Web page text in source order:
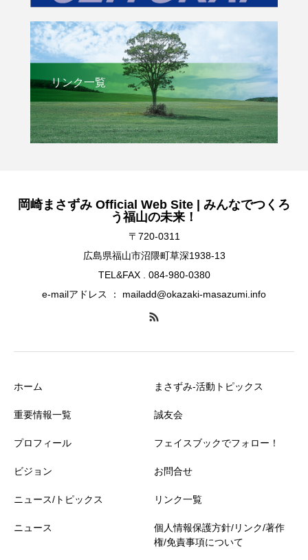
リンク一覧
岡崎まさずみ Official Web Site | みんなでつくろ
う福山の未来！
〒720-0311
広島県福山市沼隈町草深1938-13
TEL&FAX . 084-980-0380
e-mailアドレス ： mailadd@okazaki-masazumi.info
ホーム
重要情報一覧
プロフィール
ビジョン
ニュース/トピックス
ニュース
まさずみ-活動トピックス
誠友会
フェイスブックでフォロー！
お問合せ
リンク一覧
個人情報保護方針/リンク/著作
権/免責事項について